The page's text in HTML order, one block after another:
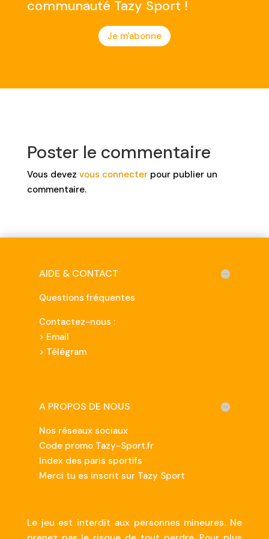
communauté Tazy Sport !
Je m'abonne
Poster le commentaire
Vous devez vous connecterpour publier un
commentaire.
AIDE & CONTACT
Questions fréquentes
Contactez-nous :
> Email
> Télégram
A PROPOS DE NOUS
Nos réseaux sociaux
Code promo Tazy-Sport.fr
Index des paris sportifs
Merci tu es inscrit sur Tazy Sport
Le jeu est interdit aux personnes mineures. Ne